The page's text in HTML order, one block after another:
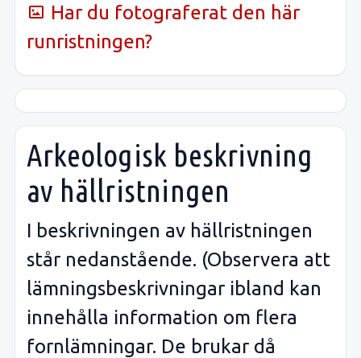
Har du fotograferat den här
runristningen?
Arkeologisk beskrivning
av hällristningen
I beskrivningen av hällristningen
står nedanstående. (Observera att
lämningsbeskrivningar ibland kan
innehålla information om flera
fornlämningar. De brukar då